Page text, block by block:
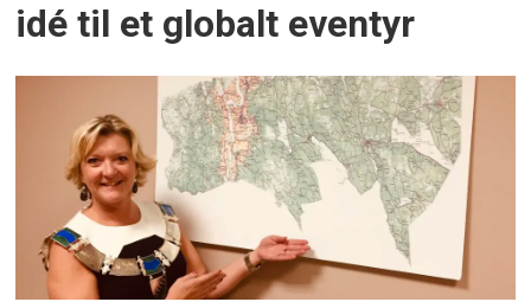
idé til et globalt eventyr